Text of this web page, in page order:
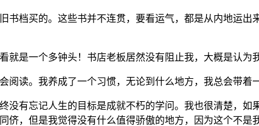
档买的。这些书并不连贯，要看运气，都是从内地运出
是一个多钟头！书店老板居然没有阻止我，大概是认为我
。我养成了一个习惯，无论到什么地方，我总会带着
忘记人生的目标是成就不朽的学问。我也很清楚，如
，但是我觉得没有什么值得骄傲的地方，因为这个不是